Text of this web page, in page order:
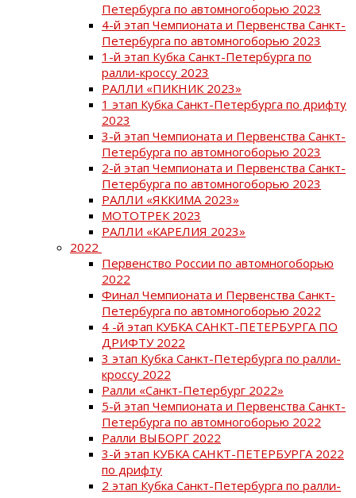
Петербурга по автомногоборью 2023
4-й этап Чемпионата и Первенства Санкт-
Петербурга по автомногоборью 2023
1-й этап Кубка Санкт-Петербурга по
ралли-кроссу 2023
РАЛЛИ «ПИКНИК 2023»
1 этап Кубка Санкт-Петербурга по дрифту
2023
3-й этап Чемпионата и Первенства Санкт-
Петербурга по автомногоборью 2023
2-й этап Чемпионата и Первенства Санкт-
Петербурга по автомногоборью 2023
РАЛЛИ «ЯККИМА 2023»
МОТОТРЕК 2023
РАЛЛИ «КАРЕЛИЯ 2023»
2022
Первенство России по автомногоборью
2022
Финал Чемпионата и Первенства Санкт-
Петербурга по автомногоборью 2022
4 -й этап КУБКА САНКТ-ПЕТЕРБУРГА ПО
ДРИФТУ 2022
3 этап Кубка Санкт-Петербурга по ралли-
кроссу 2022
Ралли «Санкт-Петербург 2022»
5-й этап Чемпионата и Первенства Санкт-
Петербурга по автомногоборью 2022
Ралли ВЫБОРГ 2022
3-й этап КУБКА САНКТ-ПЕТЕРБУРГА 2022
по дрифту
2 этап Кубка Санкт-Петербурга по ралли-